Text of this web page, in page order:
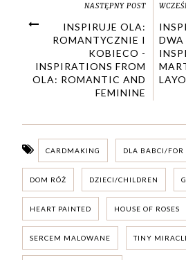
NASTĘPNY POST
INSPIRUJE OLA:
ROMANTYCZNIE I
KOBIECO -
INSPIRATIONS FROM
OLA: ROMANTIC AND
FEMININE
CARDMAKING DLA BABCI/
DOM RÓŻ DZIECI/CHILDREN
HEART PAINTED HOUSE OF ROSES
SERCEM MALOWANE TINY